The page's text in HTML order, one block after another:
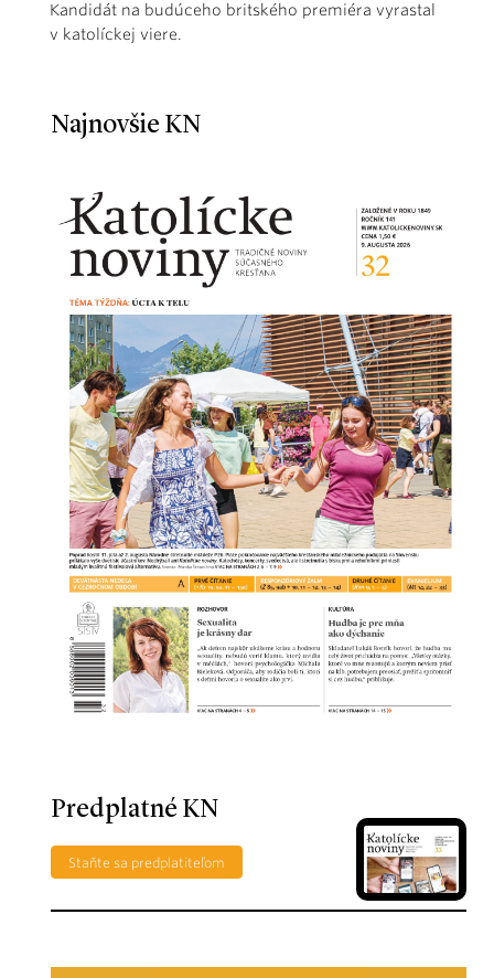
Kandidát na budúceho britského premiéra vyrastal
v katolíckej viere.
Najnovšie KN
Predplatné KN
Staňte sa predplatiteľom